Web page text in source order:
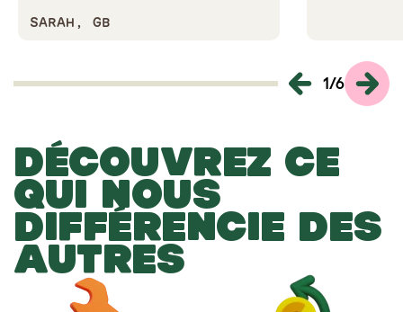
SARAH, GB
1/6
DÉCOUVREZ CE
QUI NOUS
DIFFÉRENCIE DES
AUTRES